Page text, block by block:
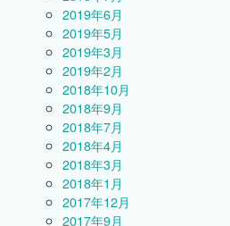
2019年6月
2019年5月
2019年3月
2019年2月
2018年10月
2018年9月
2018年7月
2018年4月
2018年3月
2018年1月
2017年12月
2017年9月